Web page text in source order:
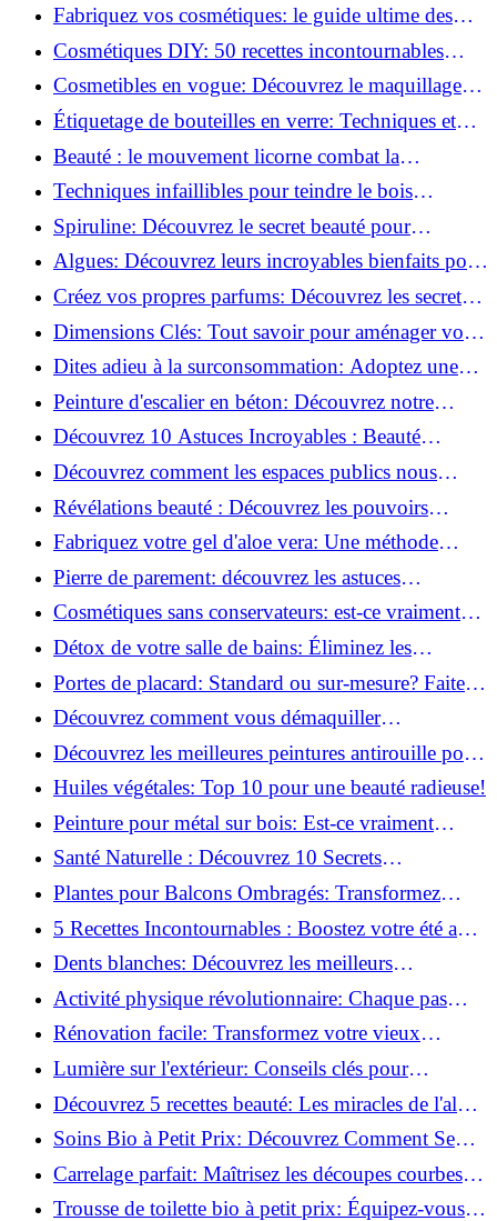
Fabriquez vos cosmétiques: le guide ultime des
produits de beauté maison!
Cosmétiques DIY: 50 recettes incontournables
pour sublimer votre beauté naturelle!
Cosmetibles en vogue: Découvrez le maquillage
100% comestible!
Étiquetage de bouteilles en verre: Techniques et
astuces incontournables!
Beauté : le mouvement licorne combat la
surconsommation !
Techniques infaillibles pour teindre le bois
naturellement: Découvrez comment!
Spiruline: Découvrez le secret beauté pour
revitaliser les peaux fatiguées!
Algues: Découvrez leurs incroyables bienfaits pour
la santé et la beauté!
Créez vos propres parfums: Découvrez les secrets
de la fabrication artisanale!
Dimensions Clés: Tout savoir pour aménager votre
salle de bains!
Dites adieu à la surconsommation: Adoptez une
vie plus simple!
Peinture d'escalier en béton: Découvrez notre
tutoriel facile et rapide!
Découvrez 10 Astuces Incroyables : Beauté
Naturelle avec le Concombre !
Découvrez comment les espaces publics nous
incitent à être plus actifs : Révélations surprenantes!
Révélations beauté : Découvrez les pouvoirs
insoupçonnés du concombre!
Fabriquez votre gel d'aloe vera: Une méthode
simple et rapide à la maison!
Pierre de parement: découvrez les astuces
infaillibles pour un nettoyage parfait!
Cosmétiques sans conservateurs: est-ce vraiment
possible?
Détox de votre salle de bains: Éliminez les
ingrédients nocifs dès maintenant!
Portes de placard: Standard ou sur-mesure? Faites
le meilleur choix!
Découvrez comment vous démaquiller
naturellement: Astuces et secrets révélés!
Découvrez les meilleures peintures antirouille pour
le fer: Top 12 analysé!
Huiles végétales: Top 10 pour une beauté radieuse!
Peinture pour métal sur bois: Est-ce vraiment
possible?
Santé Naturelle : Découvrez 10 Secrets
Incontournables pour un Bien-être Optimal!
Plantes pour Balcons Ombragés: Transformez
votre Terrasse en Oasis Verte!
5 Recettes Incontournables : Boostez votre été avec
des huiles essentielles!
Dents blanches: Découvrez les meilleurs
ingrédients naturels!
Activité physique révolutionnaire: Chaque pas
compte pour votre santé!
Rénovation facile: Transformez votre vieux
parquet irrégulier en un clin d'œil!
Lumière sur l'extérieur: Conseils clés pour
concevoir et installer votre éclairage!
Découvrez 5 recettes beauté: Les miracles de l'aloe
vera pour votre peau!
Soins Bio à Petit Prix: Découvrez Comment Se
Chouchouter Pour Moins de 35€!
Carrelage parfait: Maîtrisez les découpes courbes
facilement!
Trousse de toilette bio à petit prix: Équipez-vous